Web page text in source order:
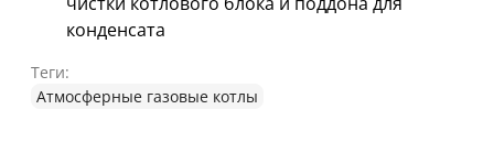
конденсата
Теги:
Атмосферные газовые котлы